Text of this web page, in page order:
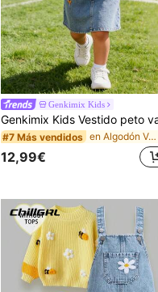
Genkimix Kids
#7 Más vendidos en Algodón Vestidos de mezclilla para niñas
12,99€